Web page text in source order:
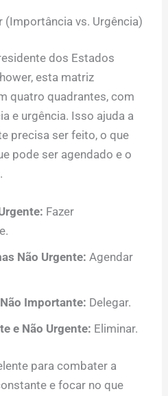
(Importância vs. Urgência)
dos Estados
esta matriz
quatro quadrantes, com
e urgência. Isso ajuda a
precisa ser feito, o que
pode ser agendado e o
Fazer
Não Urgente: Agendar
Importante: Delegar.
e Não Urgente: Eliminar.
para combater a
e focar no que